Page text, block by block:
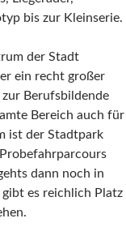
bis zur Kleinserie.
der Stadt
ein recht großer
Berufsbildende
Bereich auch für
ist der Stadtpark
dann noch in
es reichlich Platz